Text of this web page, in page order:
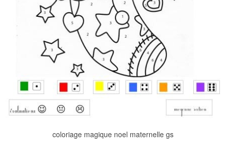
coloriage magique noel maternelle gs